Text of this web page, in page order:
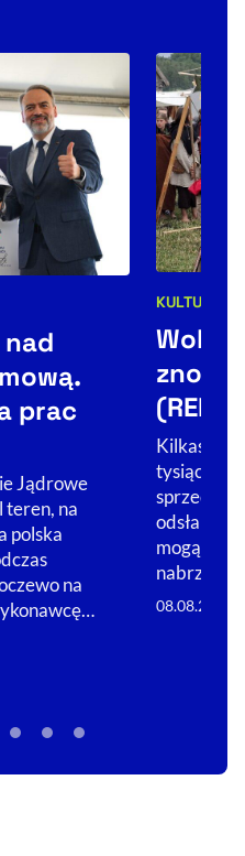
prac
Jądrowe
teren, na
polska
na
KULTURA
Wolin:
Kilkaset
tysiące
sprzed
mogące
08.08.2026